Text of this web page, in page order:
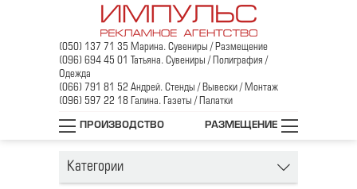
(050) 137 71 35 Марина. Сувениры / Размещение
(096) 694 45 01 Татьяна. Сувениры / Полиграфия /
Одежда
(066) 791 81 52 Андрей. Стенды / Вывески / Монтаж
(096) 597 22 18 Галина. Газеты / Палатки
ПРОИЗВОДСТВО РАЗМЕЩЕНИЕ
Главная / Реклама в/на транспорте /
Реклама на автостанциях
Категории